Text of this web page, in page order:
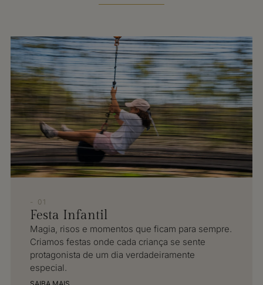
- 01
Festa Infantil
Magia, risos e momentos que ficam para sempre.
Criamos festas onde cada criança se sente
protagonista de um dia verdadeiramente
especial.